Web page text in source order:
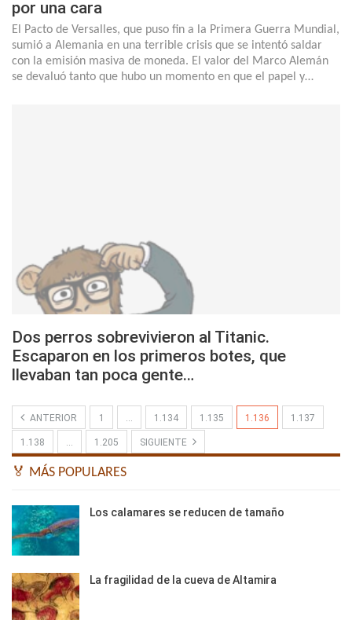
por una cara
El Pacto de Versalles, que puso fin a la Primera Guerra Mundial,
sumió a Alemania en una terrible crisis que se intentó saldar
con la emisión masiva de moneda. El valor del Marco Alemán
se devaluó tanto que hubo un momento en que el papel y…
Dos perros sobrevivieron al Titanic.
Escaparon en los primeros botes, que
llevaban tan poca gente…
ANTERIOR 1 … 1.134 1.135 1.136 1.137
1.138 … 1.205 SIGUIENTE
🏅 MÁS POPULARES
Los calamares se reducen de tamaño
La fragilidad de la cueva de Altamira